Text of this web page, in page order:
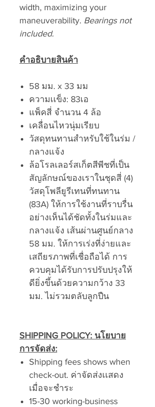
width, maximizing your
maneuverability. Bearings not
included.
คำอธิบายสินค้า
58 มม. x 33 มม
ความเเข็ง: 83เอ
แพ็คสี่ จำนวน 4 ล้อ
เคลื่อนไหวนุ่มเรียบ
วัสดุทนทานสำหรับใช้ในร่ม /
กลางแจ้ง
ล้อโรลเลอร์สเก็ตสีพีชที่เป็น
สัญลักษณ์ของเราในชุดสี่ (4)
วัสดุโพลียูรีเทนที่ทนทาน
(83A) ให้การใช้งานที่ราบรื่น
อย่างเห็นได้ชัดทั้งในร่มและ
กลางแจ้ง เส้นผ่านศูนย์กลาง
58 มม. ให้การเร่งที่ง่ายและ
เสถียรภาพที่เชื่อถือได้ การ
ควบคุมได้รับการปรับปรุงให้
ดียิ่งขึ้นด้วยความกว้าง 33
มม. ไม่รวมตลับลูกปืน
SHIPPING POLICY: นโยบาย
การจัดส่ง:
Shipping fees shows when
check-out. ค่าจัดส่งเเสดง
เมื่อจะชำระ
15-30 working-business